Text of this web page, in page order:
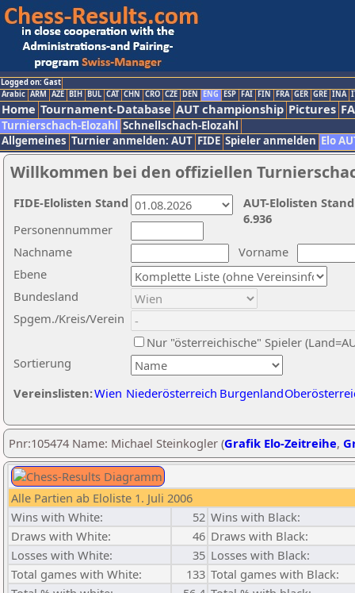
Logged on: Gast
Arabic ARM AZE BIH BUL CAT CHN CRO CZE DEN ENG ESP FAI FIN FRA GER GRE INA
Home Tournament-Database AUT championship Pictures
Turnierschach-Elozahl Schnellschach-Elozahl
Allgemeines Turnier anmelden: AUT FIDE Spieler anmelden Elo
Willkommen bei den offiziellen
Nachname
Vorname
Ebene
Sortierung
Personennummer
Bundesland
Spgem./Kreis/Verein
Nur "österreichische" Spieler
Vereinslisten:Wien Niederösterreich Burgenland
AUT-Elolisten
6.936
FIDE-Elolisten Stand
Pnr:105474 Name: Michael Steinkogler (Grafik Elo-Zeitreihe,
Alle Partien ab Eloliste 1. Juli 2006
Wins with White:
52 Wins with Black:
Draws with White:
46 Draws with Black:
Losses with White:
35 Losses with Black:
Total games with White:
133 Total games with Black: